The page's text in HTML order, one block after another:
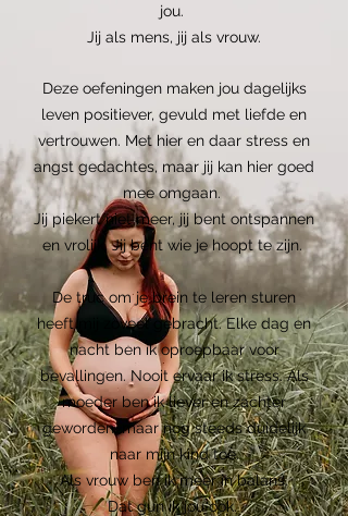
jou.
Jij als mens, jij als vrouw.
Deze oefeningen maken jou dagelijks
leven positiever, gevuld met liefde en
vertrouwen. Met hier en daar stress en
angst gedachtes, maar jij kan hier goed
mee omgaan.
Jij piekert niet meer, jij bent ontspannen
en vrolijk.Jij bent wie je hoopt te zijn.
De truc om je brein te leren sturen
heeft mij zoveel gebracht. Elke dag en
nacht ben ik oproepbaar voor
bevallingen. Nooit ervaar ik stress. Als
moeder ben ik liever en zachter
geworden, maar nog steeds duidelijk
naar mijn kind toe.
Als vrouw ben ik meer in balans.
Dat gun ik jou ook.